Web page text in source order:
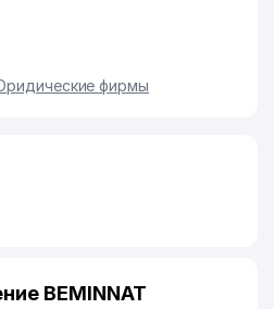
фирмы
BEMINNAT